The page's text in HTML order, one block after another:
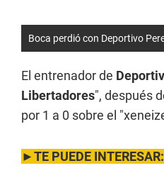
Boca perdió con Deportivo
El entrenador de
Libertadores", después
por 1 a 0 sobre el
►TE PUEDE INTERESAR: